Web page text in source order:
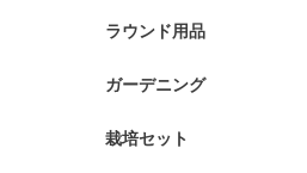
ラウンド用品
ガーデニング
栽培セット